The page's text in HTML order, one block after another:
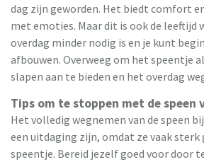
dag zijn geworden. Het biedt comfort
met emoties. Maar dit is ook de leeftijd
overdag minder nodig is en je kunt
afbouwen. Overweeg om het speentje
slapen aan te bieden en het overdag
Tips om te stoppen met de speen
Het volledig wegnemen van de speen
een uitdaging zijn, omdat ze vaak sterk
speentje. Bereid jezelf goed voor door